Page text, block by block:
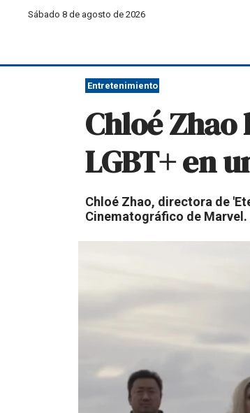
Sábado 8 de agosto de 2026
Entretenimiento
Chloé
LGBT+ en
Chloé Zhao, directora de
Cinematográfico de Marvel.